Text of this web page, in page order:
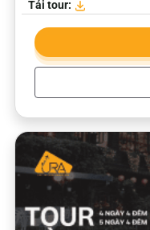
Tải tour: